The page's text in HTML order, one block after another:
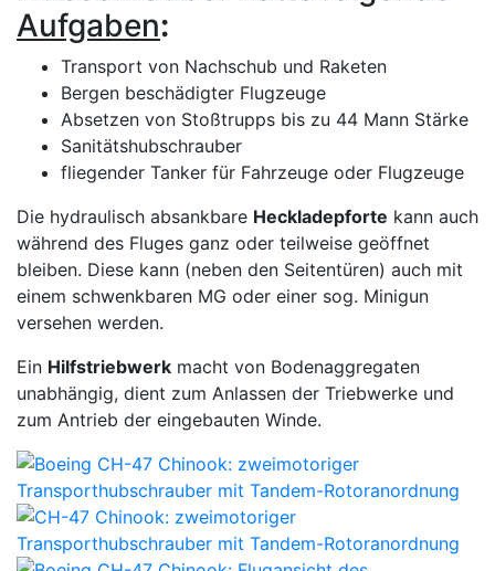
Aufgaben:
Transport von Nachschub und Raketen
Bergen beschädigter Flugzeuge
Absetzen von Stoßtrupps bis zu 44 Mann Stärke
Sanitätshubschrauber
fliegender Tanker für Fahrzeuge oder Flugzeuge
Die hydraulisch absankbare Heckladepforte kann auch
während des Fluges ganz oder teilweise geöffnet
bleiben. Diese kann (neben den Seitentüren) auch mit
einem schwenkbaren MG oder einer sog. Minigun
versehen werden.
Ein Hilfstriebwerk macht von Bodenaggregaten
unabhängig, dient zum Anlassen der Triebwerke und
zum Antrieb der eingebauten Winde.